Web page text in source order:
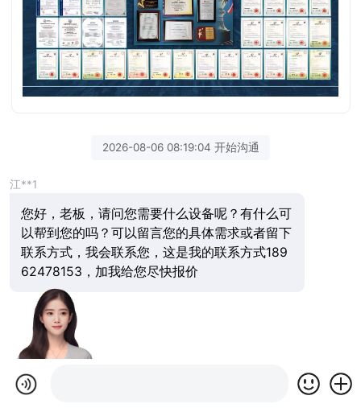
2026-08-06 08:19:04 开始沟通
江**1
您好，老板，请问您需要什么设备呢？有什么可
以帮到您的吗？可以留言您的具体需求或者留下
联系方式，我会联系您，这是我的联系方式189
62478153，加我给您尽快报价